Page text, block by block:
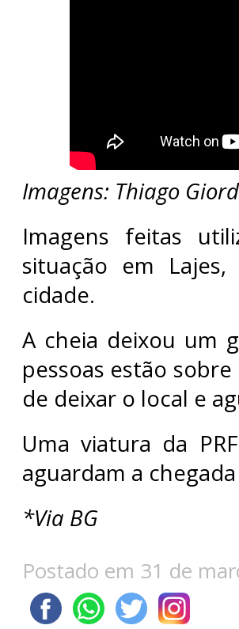
Imagens: Thiago
Imagens feitas
situação em
cidade.
A cheia deixou um
pessoas estão
de deixar o local e
Uma viatura da
aguardam a
*Via BG
Postado em 31 de